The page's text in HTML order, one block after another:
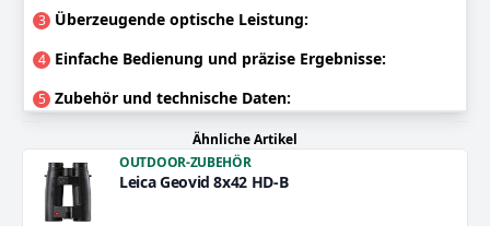
3 Überzeugende optische Leistung:
4 Einfache Bedienung und präzise Ergebnisse:
5 Zubehör und technische Daten:
Ähnliche Artikel
OUTDOOR-ZUBEHÖR
Leica Geovid 8x42 HD-B